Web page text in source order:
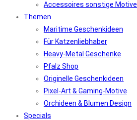
Accessoires sonstige Motive
Themen
Maritime Geschenkideen
Für Katzenliebhaber
Heavy-Metal Geschenke
Pfalz Shop
Originelle Geschenkideen
Pixel-Art & Gaming-Motive
Orchideen & Blumen Design
Specials